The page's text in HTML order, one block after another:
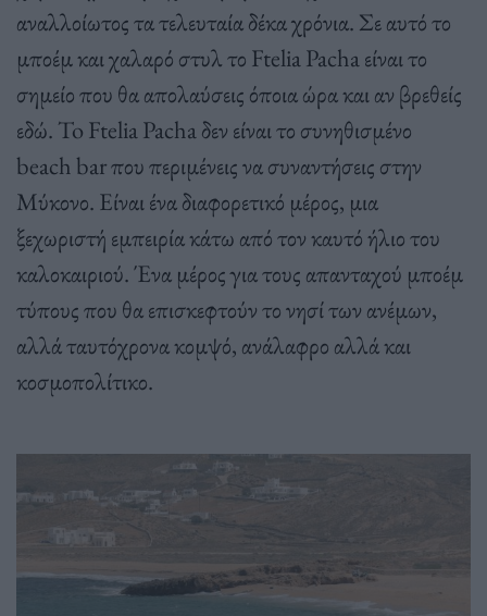
αναλλοίωτος τα τελευταία δέκα χρόνια. Σε αυτό το
μποέμ και χαλαρό στυλ το Ftelia Pacha είναι το
σημείο που θα απολαύσεις όποια ώρα και αν βρεθείς
εδώ. To Ftelia Pacha δεν είναι το συνηθισμένο
beach bar που περιμένεις να συναντήσεις στην
Μύκονο. Είναι ένα διαφορετικό μέρος, μια
ξεχωριστή εμπειρία κάτω από τον καυτό ήλιο του
καλοκαιριού. Ένα μέρος για τους απανταχού μποέμ
τύπους που θα επισκεφτούν το νησί των ανέμων,
αλλά ταυτόχρονα κομψό, ανάλαφρο αλλά και
κοσμοπολίτικο.